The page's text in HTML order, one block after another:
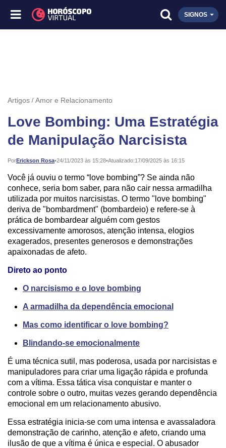
SIGNOS
Artigos Amor e Relacionamento
Love Bombing: Uma Estratégia
de Manipulação Narcisista
PorErickson Rosa•
Publicado: 24/11/2023 às 15:28•Atualizado:17/09/2025 às 16:15
Você já ouviu o termo “love bombing”? Se ainda não
conhece, seria bom saber, para não cair nessa armadilha
utilizada por muitos narcisistas. O termo "love bombing"
deriva de "bombardment" (bombardeio) e refere-se à
prática de bombardear alguém com gestos
excessivamente amorosos, atenção intensa, elogios
exagerados, presentes generosos e demonstrações
apaixonadas de afeto.
Direto ao ponto
O narcisismo e o love bombing
A armadilha da dependência emocional
Mas como identificar o love bombing?
Blindando-se emocionalmente
É uma técnica sutil, mas poderosa, usada por narcisistas e
manipuladores para criar uma ligação rápida e profunda
com a vítima. Essa tática visa conquistar e manter o
controle sobre o outro, muitas vezes gerando dependência
emocional em um relacionamento abusivo.
Essa estratégia inicia-se com uma intensa e avassaladora
demonstração de carinho, atenção e afeto, criando uma
ilusão de que a vítima é única e especial. O abusador